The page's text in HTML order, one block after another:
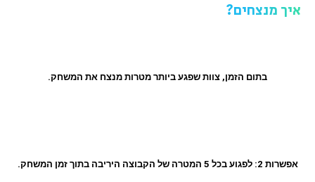
איך מנצחים?
בתום הזמן, צוות שפגע ביותר מטרות מנצח את המשחק.
אפשרות 2: לפגוע בכל 5 המטרה של הקבוצה היריבה בתוך זמן המשחק.